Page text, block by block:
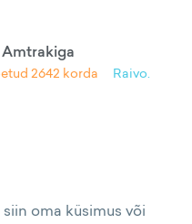
2642 korda Raivo.
oma küsimus või